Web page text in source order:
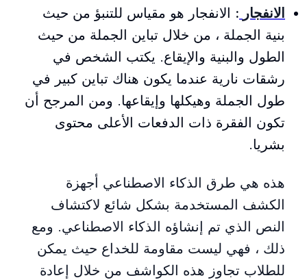
الانفجار : الانفجار هو مقياس للتنبؤ من حيث
بنية الجملة ، من خلال تباين الجملة من حيث
الطول والبنية والإيقاع. يكتب الشخص في
رشقات نارية عندما يكون هناك تباين كبير في
طول الجملة وهيكلها وإيقاعها. ومن المرجح أن
تكون الفقرة ذات الدفعات الأعلى محتوى
بشريا.
هذه هي طرق الذكاء الاصطناعي أجهزة
الكشف المستخدمة بشكل شائع لاكتشاف
النص الذي تم إنشاؤه الذكاء الاصطناعي. ومع
ذلك ، فهي ليست مقاومة للخداع حيث يمكن
للطلاب تجاوز هذه الكواشف من خلال إعادة